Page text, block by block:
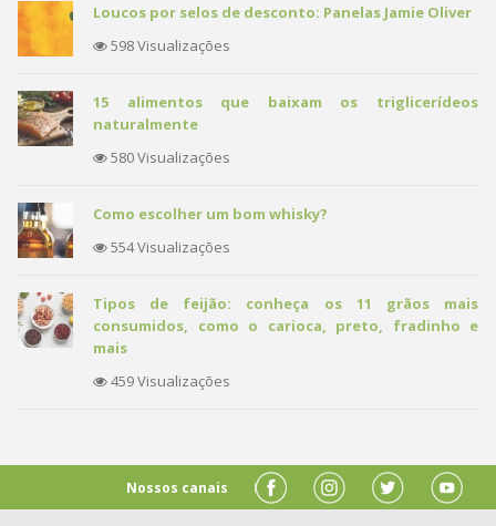
Loucos por selos de desconto: Panelas Jamie Oliver
598 Visualizações
15 alimentos que baixam os triglicerídeos
naturalmente
580 Visualizações
Como escolher um bom whisky?
554 Visualizações
Tipos de feijão: conheça os 11 grãos mais
consumidos, como o carioca, preto, fradinho e
mais
459 Visualizações
Nossos canais